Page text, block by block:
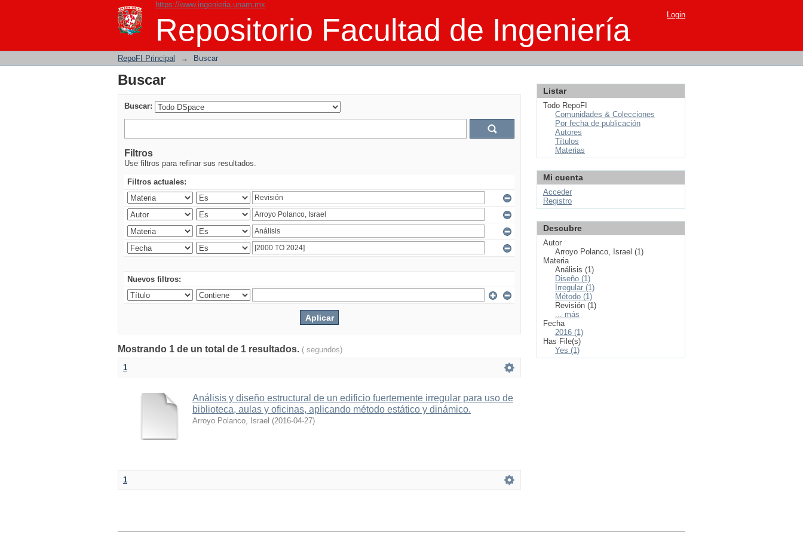
https://www.ingenieria.unam.mx
Repositorio Facultad de Ingeniería
Buscar Login
RepoFI Principal → Buscar
Buscar
Buscar:
Filtros
Use filtros para refinar sus resultados.
Filtros actuales:
Nuevos filtros:
Mostrando 1 de un total de 1 resultados. ( segundos)
1
Análisis y diseño estructural de un edificio fuertemente irregular para uso de
biblioteca, aulas y oficinas, aplicando método estático y dinámico.
Arroyo Polanco, Israel (2016-04-27)
1
Listar
Todo RepoFI
Comunidades & Colecciones
Por fecha de publicación
Autores
Títulos
Materias
Mi cuenta
Acceder
Registro
Descubre
Autor
Arroyo Polanco, Israel (1)
Materia
Análisis (1)
Diseño (1)
Irregular (1)
Método (1)
Revisión (1)
... más
Fecha
2016 (1)
Has File(s)
Yes (1)